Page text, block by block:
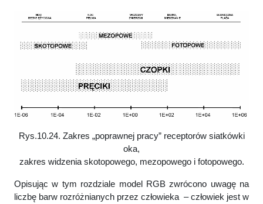
Rys.10.24. Zakres „poprawnej pracy” receptorów siatkówki
oka,
zakres widzenia skotopowego, mezopowego i fotopowego.
Opisując w tym rozdziale model RGB zwrócono uwagę na
liczbę barw rozróżnianych przez człowieka – człowiek jest w